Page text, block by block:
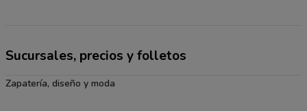
Sucursales, precios y folletos
Zapatería, diseño y moda